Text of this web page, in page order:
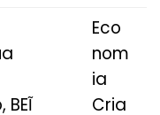
Eco
nom
ia
Cria